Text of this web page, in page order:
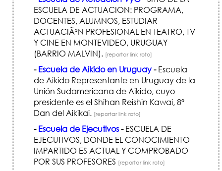
ESCUELA DE ACTUACION: PROGRAMA,
DOCENTES, ALUMNOS, ESTUDIAR
ACTUACIÃ³N PROFESIONAL EN TEATRO, TV
Y CINE EN MONTEVIDEO, URUGUAY
(BARRIO MALVIN). [reportar link roto]
- Escuela de Aikido en Uruguay-Escuela
de Aikido Representante en Uruguay de la
Unión Sudamericana de Aikido, cuyo
presidente es el Shihan Reishin Kawai, 8º
Dan del Aikikai. [reportar link roto]
- Escuela de Ejecutivos-ESCUELA DE
EJECUTIVOS, DONDE EL CONOCIMIENTO
IMPARTIDO ES ACTUAL Y COMPROBADO
POR SUS PROFESORES [reportar link roto]